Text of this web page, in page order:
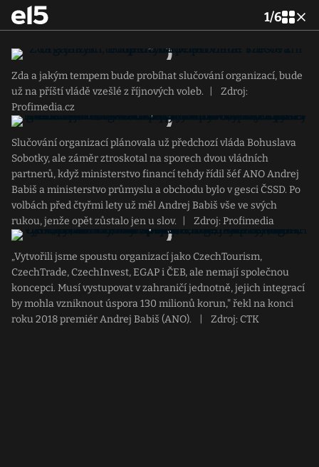
1/6
Zda a jakým tempem bude probíhat slučování organizací, bude
už na příští vládě vzešlé z říjnových voleb.
Zdroj:
Profimedia.cz
Slučování organizací plánovala už předchozí vláda Bohuslava
Sobotky, ale záměr ztroskotal na sporech dvou vládních
partnerů, když ministerstvo financí tehdy řídil šéf ANO Andrej
Babiš a ministerstvo průmyslu a obchodu bylo v gesci ČSSD. Po
volbách před čtyřmi lety už měl Andrej Babiš vše ve svých
rukou, jenže opět zůstalo jen u slov.
Zdroj: Profimedia
„Vytvořili jsme spoustu organizací jako CzechTourism,
CzechTrade, CzechInvest, EGAP i ČEB, ale nemají společnou
koncepci. Musí vystupovat v zahraničí jednotně, jejich integrací
by mohla vzniknout úspora 130 milionů korun," řekl na konci
roku 2018 premiér Andrej Babiš (ANO).
Zdroj: CTK